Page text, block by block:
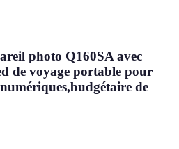
photo Q160SA avec
de voyage portable pour
de